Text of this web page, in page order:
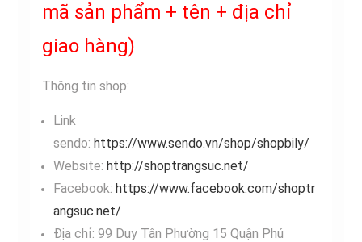
mã sản phẩm + tên + địa chỉ
giao hàng)
Thông tin shop:
Link
sendo: https://www.sendo.vn/shop/shopbily/
Website: http://shoptrangsuc.net/
Facebook: https://www.facebook.com/shoptr
angsuc.net/
Địa chỉ: 99 Duy Tân Phường 15 Quận Phú